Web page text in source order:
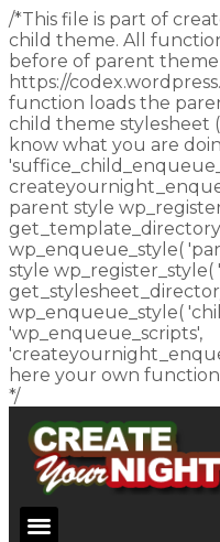
/*This file is part of
child theme. All
before of parent
https://
function loads the
child theme stylesheet
know what you are
parent style
wp_enqueue_style(
style wp_register_style(
wp_enqueue_style(
'wp_enqueue_scripts',
here your own
*/